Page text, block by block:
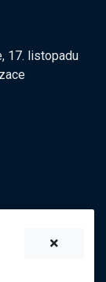
17. listopadu